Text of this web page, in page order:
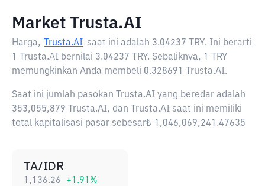
Market Trusta.AI
Harga, Trusta.AI saat ini adalah 3.04237 TRY. Ini berarti
1 Trusta.AI bernilai 3.04237 TRY. Sebaliknya, 1 TRY
memungkinkan Anda membeli 0.328691 Trusta.AI.
Saat ini jumlah pasokan Trusta.AI yang beredar adalah
353,055,879 Trusta.AI, dan Trusta.AI saat ini memiliki
total kapitalisasi pasar sebesar₺ 1,046,069,241.47635
TA/IDR
1,136.26 +1.91 %